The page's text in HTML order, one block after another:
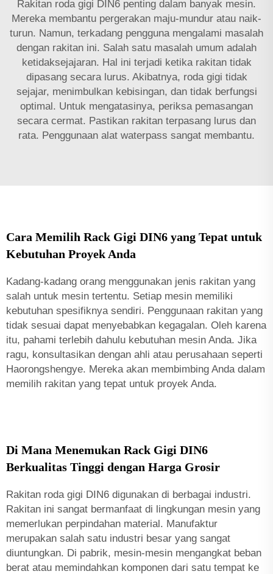
Rakitan roda gigi DIN6 penting dalam banyak mesin.
Mereka membantu pergerakan maju-mundur atau naik-
turun. Namun, terkadang pengguna mengalami masalah
dengan rakitan ini. Salah satu masalah umum adalah
ketidaksejajaran. Hal ini terjadi ketika rakitan tidak
dipasang secara lurus. Akibatnya, roda gigi tidak
sejajar, menimbulkan kebisingan, dan tidak berfungsi
optimal. Untuk mengatasinya, periksa pemasangan
secara cermat. Pastikan rakitan terpasang lurus dan
rata. Penggunaan alat waterpass sangat membantu.
Cara Memilih Rack Gigi DIN6 yang Tepat untuk
Kebutuhan Proyek Anda
Kadang-kadang orang menggunakan jenis rakitan yang
salah untuk mesin tertentu. Setiap mesin memiliki
kebutuhan spesifiknya sendiri. Penggunaan rakitan yang
tidak sesuai dapat menyebabkan kegagalan. Oleh karena
itu, pahami terlebih dahulu kebutuhan mesin Anda. Jika
ragu, konsultasikan dengan ahli atau perusahaan seperti
Haorongshengye. Mereka akan membimbing Anda dalam
memilih rakitan yang tepat untuk proyek Anda.
Di Mana Menemukan Rack Gigi DIN6
Berkualitas Tinggi dengan Harga Grosir
Rakitan roda gigi DIN6 digunakan di berbagai industri.
Rakitan ini sangat bermanfaat di lingkungan mesin yang
memerlukan perpindahan material. Manufaktur
merupakan salah satu industri besar yang sangat
diuntungkan. Di pabrik, mesin-mesin mengangkat beban
berat atau memindahkan komponen dari satu tempat ke